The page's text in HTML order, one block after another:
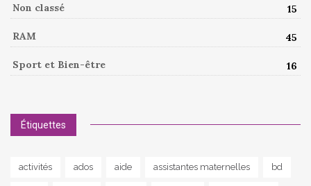
Non classé 15
RAM 45
Sport et Bien-être 16
Étiquettes
activités ados aide assistantes maternelles bd